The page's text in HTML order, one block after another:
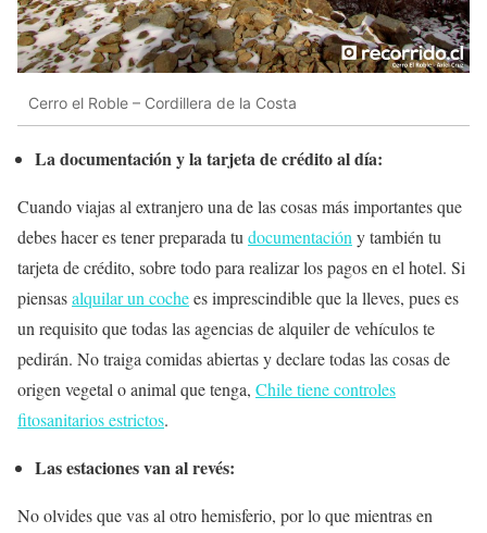
Cerro el Roble – Cordillera de la Costa
La documentación y la tarjeta de crédito al día:
Cuando viajas al extranjero una de las cosas más importantes que
debes hacer es tener preparada tudocumentacióny también tu
tarjeta de crédito, sobre todo para realizar los pagos en el hotel. Si
piensasalquilar un cochees imprescindible que la lleves, pues es
un requisito que todas las agencias de alquiler de vehículos te
pedirán. No traiga comidas abiertas y declare todas las cosas de
origen vegetal o animal que tenga, Chile tiene controles
fitosanitarios estrictos.
Las estaciones van al revés:
No olvides que vas al otro hemisferio, por lo que mientras en